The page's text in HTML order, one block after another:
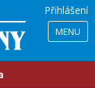
Přihlášení
MENU